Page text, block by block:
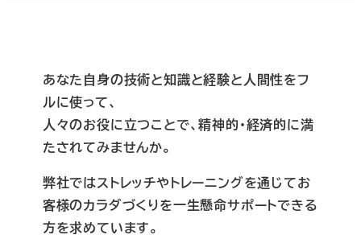
あなた自身の技術と知識と経験と人間性をフ
ルに使って、
人々のお役に立つことで、精神的・経済的に満
たされてみませんか。
弊社ではストレッチやトレーニングを通じてお
客様のカラダづくりを一生懸命サポートできる
方を求めています。